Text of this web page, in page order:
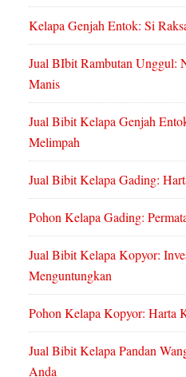
Kelapa Genjah Entok: Si
Jual BIbit Rambutan Unggul:
Manis
Jual Bibit Kelapa Genjah
Melimpah
Jual Bibit Kelapa Gading:
Pohon Kelapa Gading:
Jual Bibit Kelapa Kopyor:
Menguntungkan
Pohon Kelapa Kopyor: Harta
Jual Bibit Kelapa Pandan
Anda